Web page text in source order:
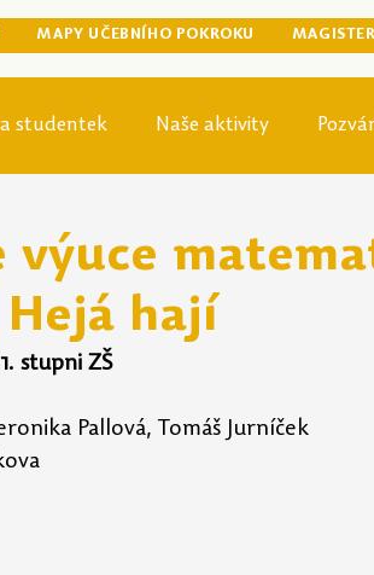
MAPY UČEBNÍHO POKROKU
studentek Naše aktivity
výuce
hají
stupni ZŠ
Pallová, Tomáš Jurníček